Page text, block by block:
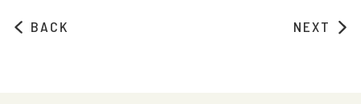
BACK NEXT